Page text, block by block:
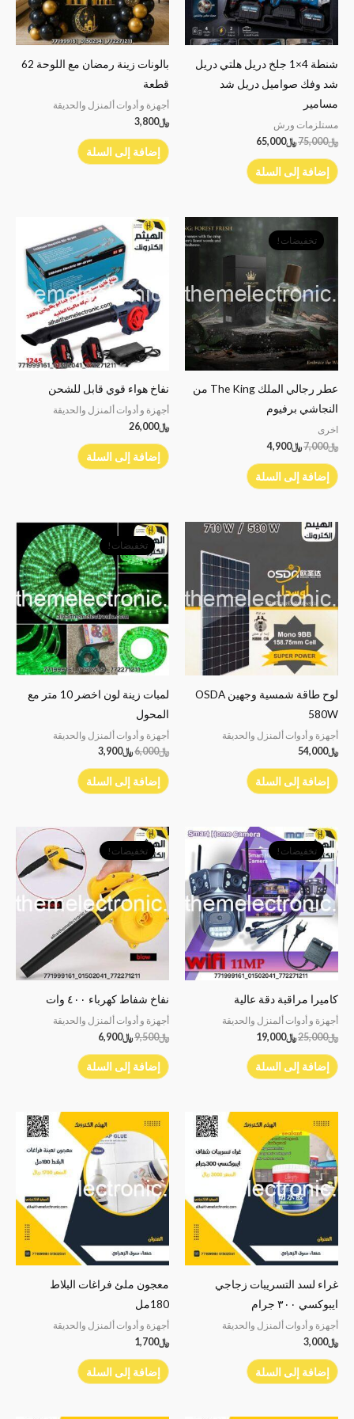
شنطة 4×1 جلخ دريل هلتي دريل
شد وفك صواميل دريل شد
مسامير
مستلزمات ورش
﷼75,000﷼65,000
إضافة إلى السلة
بالونات زينة رمضان مع اللوحة 62
قطعة
أجهزة و أدوات ألمنزل والحديقة
﷼3,800
إضافة إلى السلة
تخفيضات!
عطر رجالي الملك The King من
النجاشي برفيوم
اخرى
﷼7,000
الأصلي
هو:
﷼7,000.
﷼4,900
السعر
﷼4,900.
إضافة إلى السلة
نفاخ هواء قوي قابل للشحن
أجهزة و أدوات ألمنزل والحديقة
﷼26,000
إضافة إلى السلة
لوح طاقة شمسية وجهين OSDA
580W
أجهزة و أدوات ألمنزل والحديقة
﷼54,000
إضافة إلى السلة
تخفيضات!
لمبات زينة لون اخضر 10 متر مع
المحول
أجهزة و أدوات ألمنزل والحديقة
﷼6,000
السعر
الأصلي
هو:
﷼6,000.
﷼3,900
السعر
الحالي
هو:
﷼3,900.
إضافة إلى السلة
تخفيضات!
كاميرا مراقبة دقة عالية
أجهزة و أدوات ألمنزل والحديقة
﷼25,000
السعر
الأصلي
هو:
﷼25,000.
﷼19,000
السعر
الحالي
هو:
﷼19,000.
إضافة إلى السلة
تخفيضات!
نفاخ شفاط كهرباء ٤٠٠ وات
أجهزة و أدوات ألمنزل والحديقة
﷼9,500
السعر
الأصلي
هو:
﷼9,500.
﷼6,900
الحالي
إضافة إلى السلة
غراء لسد التسريبات زجاجي
ايبوكسي ٣٠٠ جرام
أجهزة و أدوات ألمنزل والحديقة
﷼3,000
إضافة إلى السلة
معجون ملئ فراغات البلاط
180مل
أجهزة و أدوات ألمنزل والحديقة
﷼1,700
إضافة إلى السلة